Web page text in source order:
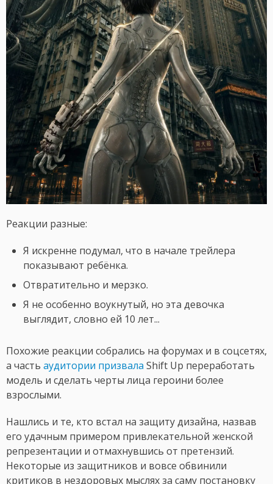
Реакции разные:
Я искренне подумал, что в начале трейлера
показывают ребёнка.
Отвратительно и мерзко.
Я не особенно воукнутый, но эта девочка
выглядит, словно ей 10 лет...
Похожие реакции собрались на форумах и в соцсетях,
а часть аудитории призвала Shift Up переработать
модель и сделать черты лица героини более
взрослыми.
Нашлись и те, кто встал на защиту дизайна, назвав
его удачным примером привлекательной женской
репрезентации и отмахнувшись от претензий.
Некоторые из защитников и вовсе обвинили
критиков в нездоровых мыслях за саму постановку